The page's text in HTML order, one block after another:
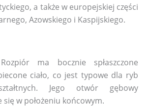
a także w europejskiej części
Azowskiego i Kaspijskiego.
ma bocznie spłaszczone
ciało, co jest typowe dla ryb
Jego otwór gębowy
się w położeniu końcowym.